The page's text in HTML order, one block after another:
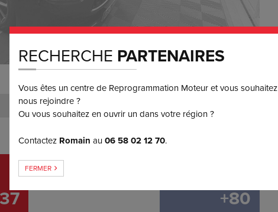
SANS FRAIS 550 € TTC
GAIN DE COUPLE
+80
RECHERCHE PARTENAIRES
Vous êtes un centre de Reprogrammation Moteur et vous souhaitez
nous rejoindre ?
Ou vous souhaitez en ouvrir un dans votre région ?
Contactez Romain au06 58 02 12 70.
FERMER